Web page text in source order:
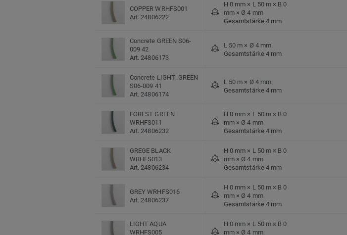
COPPER WRHFS001
Art. 24806222
H 0 mm × L 50 m × B 0
mm × Ø 4 mm
Gesamtstärke 4 mm
Concrete GREEN S06-
009 42
Art. 24806173
L 50 m × Ø 4 mm
Gesamtstärke 4 mm
Concrete LIGHT_GREEN
S06-009 41
Art. 24806174
L 50 m × Ø 4 mm
Gesamtstärke 4 mm
FOREST GREEN
WRHFS011
Art. 24806232
H 0 mm × L 50 m × B 0
mm × Ø 4 mm
Gesamtstärke 4 mm
GREGE BLACK
WRHFS013
Art. 24806234
H 0 mm × L 50 m × B 0
mm × Ø 4 mm
Gesamtstärke 4 mm
GREY WRHFS016
Art. 24806237
H 0 mm × L 50 m × B 0
mm × Ø 4 mm
Gesamtstärke 4 mm
LIGHT AQUA
WRHFS005
H 0 mm × L 50 m × B 0
mm × Ø 4 mm